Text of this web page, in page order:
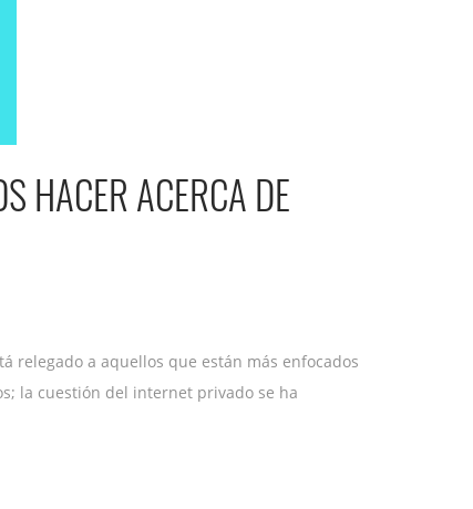
HACER ACERCA DE
a aquellos que están más enfocados
la cuestión del internet privado se ha